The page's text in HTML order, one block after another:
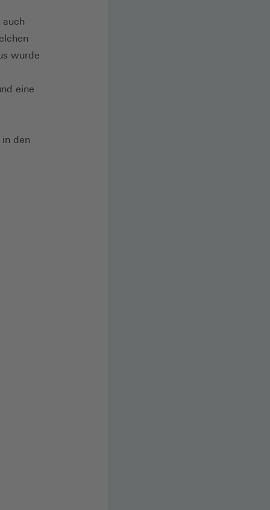
wurde
eine
den